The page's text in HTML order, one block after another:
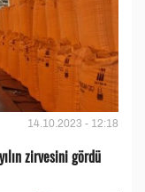
14.10.2023 - 12:18
zirvesini gördü